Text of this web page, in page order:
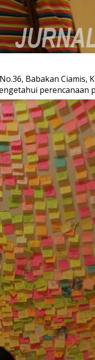
Babakan Ciamis,
perencanaan